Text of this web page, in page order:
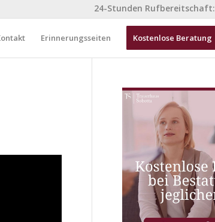
24-Stunden Rufbereitschaft:
Erinnerungsseiten Kostenlose Beratung